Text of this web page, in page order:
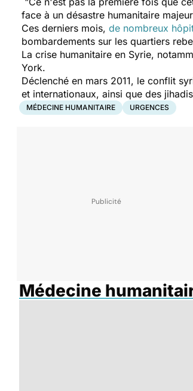
face à un désastre humanitaire
Ces derniers mois, de nombreux
bombardements sur les quartiers
La crise humanitaire en Syrie,
York.
Déclenché en mars 2011, le conflit
et internationaux, ainsi que des
MÉDECINE HUMANITAIRE URGENCES
Médecine